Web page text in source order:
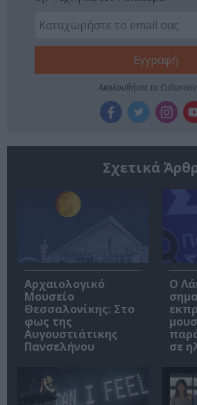
Ακολουθήστε το
Σχετικά
Αρχαιολογικό
Μουσείο
Θεσσαλονίκης: Στο
φως της
Αυγουστιάτικης
Πανσελήνου
Ο
σε